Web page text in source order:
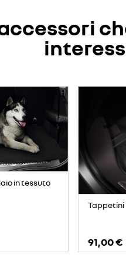
in tessuto
Tappetini
91,00 €